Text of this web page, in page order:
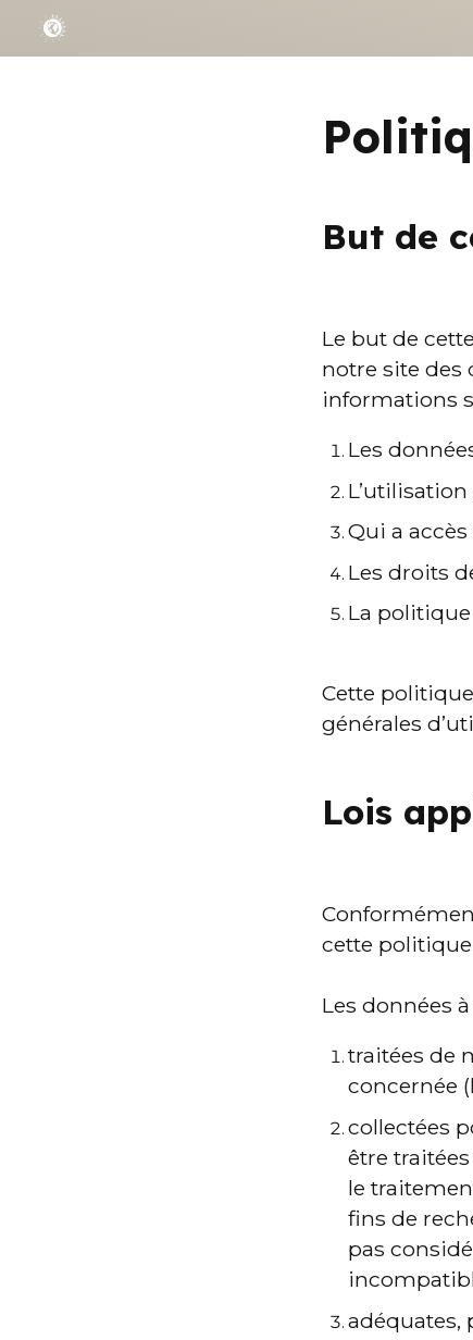
But de
Le but de
notre site des
informations
Les
Qui a
Les droits
La
Cette
générales
Lois
cette
Les données
traitées de
concernée
collectées
être
le
fins de
pas
adéquates,